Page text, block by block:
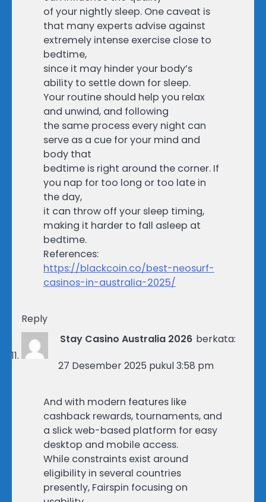
of your nightly sleep. One caveat is
that many experts advise against
extremely intense exercise close to
bedtime,
since it may hinder your body’s
ability to settle down for sleep.
Your routine should help you relax
and unwind, and following
the same process every night can
serve as a cue for your mind and
body that
bedtime is right around the corner. If
you nap for too long or too late in
the day,
it can throw off your sleep timing,
making it harder to fall asleep at
bedtime.
References:
https://blackcoin.co/best-neosurf-
casinos-in-australia-2025/
Reply
Stay Casino Australia 2026 berkata:
27 Desember 2025 pukul 3:58 pm
And with modern features like
cashback rewards, tournaments, and
a slick web-based platform for easy
desktop and mobile access.
While constraints exist around
eligibility in several countries
presently, Fairspin focusing on